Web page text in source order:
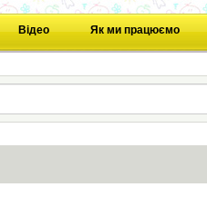
Відео Як ми працюємо